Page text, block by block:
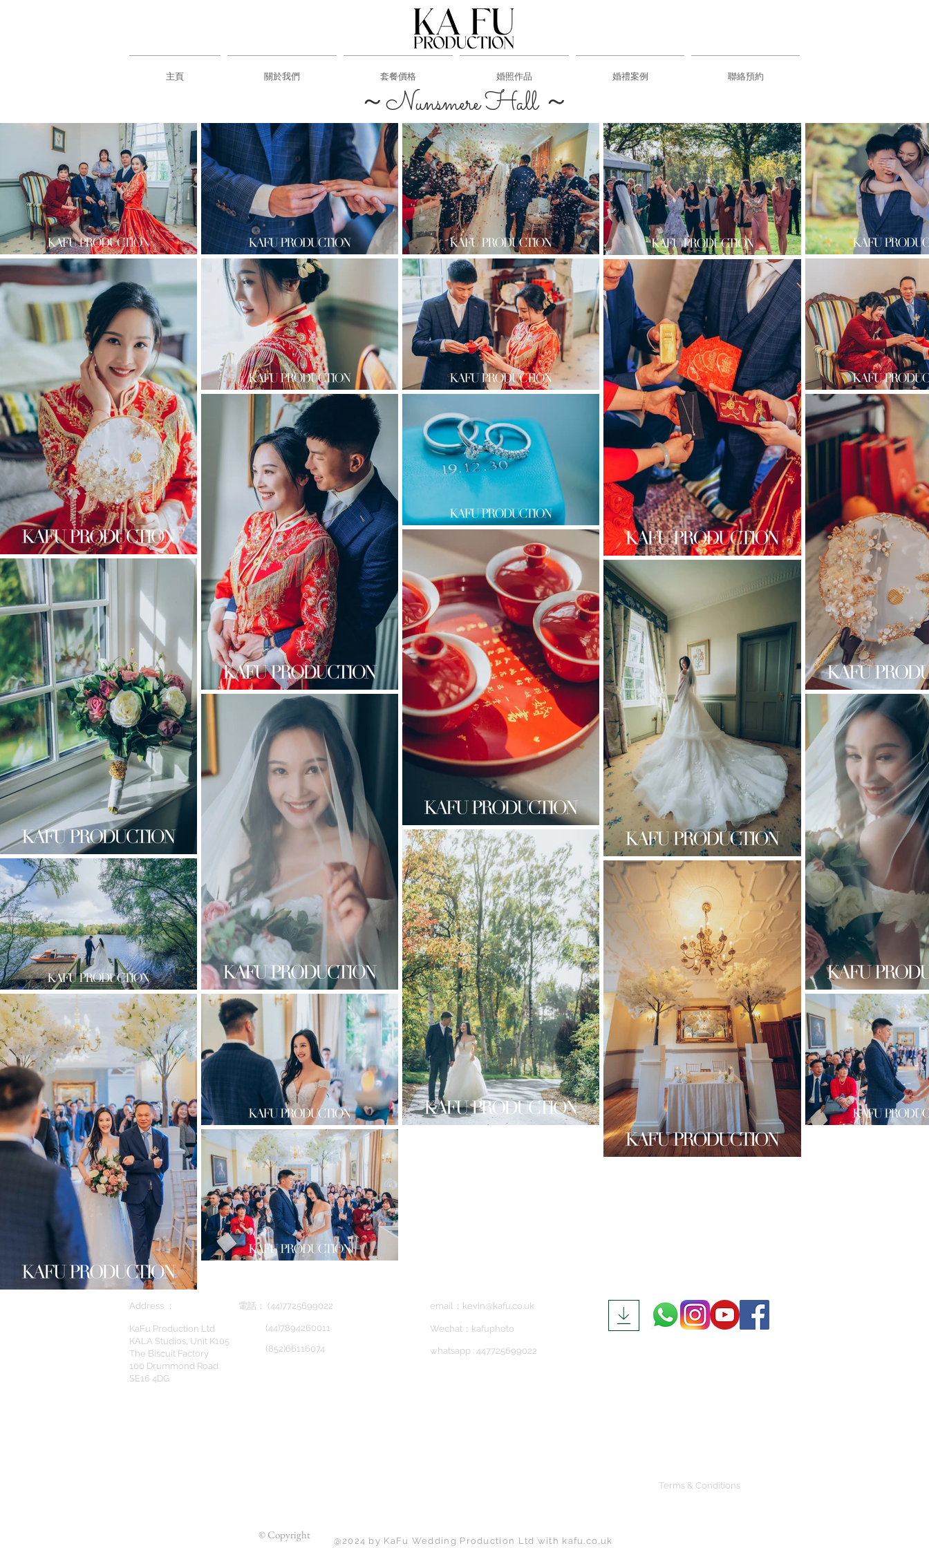
主頁 關於我們 套餐價格 婚照作品 婚禮案例 聯絡預約
～Nunsmere Hall ～
Address ：
KaFu Production Ltd
KALA Studios, Unit K105
The Biscuit Factory
100 Drummond Road
SE16 4DG
電話： (44)7725699022
(44)7894260011
(852)66116074
email： kevin@kafu.co.uk
Wechat：kafuphoto
whatsapp : 447725699022
Terms & Conditions
© Copyright @2024 by KaFu Wedding Production Ltd with kafu.co.uk